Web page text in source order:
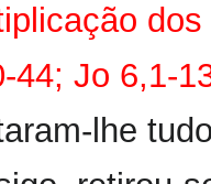
44; Jo 6,1-
lhe